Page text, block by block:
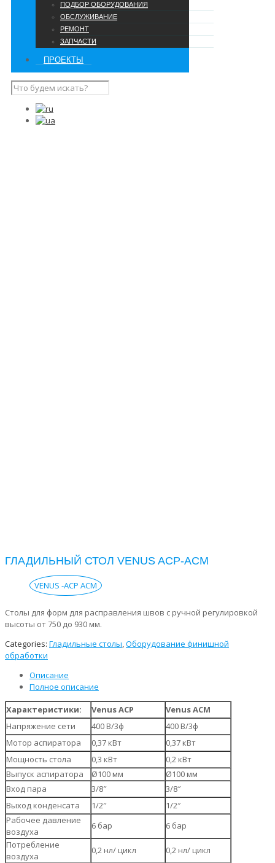
ПОДБОР ОБОРУДОВАНИЯ
ОБСЛУЖИВАНИЕ
РЕМОНТ
ЗАПЧАСТИ
ПРОЕКТЫ
ГЛАДИЛЬНЫЙ СТОЛ VENUS ACP-ACM
VENUS -ACP ACM
Столы для форм для расправления швов с ручной регулировкой
высоты от 750 до 930 мм.
Categories: Гладильные столы,Оборудование финишной
обработки
Описание
Полное описание
Характеристики: Venus ACP
Venus ACM
Напряжение сети
400 В/3ф
400 В/3ф
Мотор аспиратора
0,37 кВт
0,37 кВт
Мощность стола
0,3 кВт
0,2 кВт
Выпуск аспиратора
Ø100 мм
Ø100 мм
Вход пара
3/8″
3/8″
Выход конденсата
1/2″
1/2″
Рабочее давление
воздуха
6 бар
6 бар
Потребление
воздуха
0,2 нл/ цикл 0,2 нл/ цикл